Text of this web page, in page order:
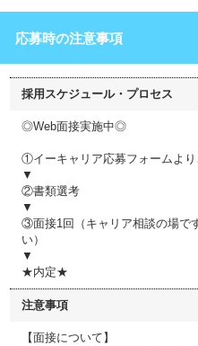
応募時の注意事項
採用スケジュール・プロセス
◎Web面接実施中◎
①イーキャリア応募フォームより
▼
②書類選考
▼
③面接1回（キャリア相談の場で
い）
▼
★内定★
注意事項
【面接について】